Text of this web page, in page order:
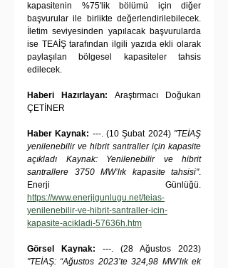
kapasitenin %75'lik bölümü için diğer
başvurular ile birlikte değerlendirilebilecek.
İletim seviyesinden yapılacak başvurularda
ise TEAİŞ tarafından ilgili yazıda ekli olarak
paylaşılan bölgesel kapasiteler tahsis
edilecek.
Haberi Hazırlayan: Araştırmacı Doğukan
ÇETİNER
Haber Kaynak: ---. (10 Şubat 2024) "TEİAŞ
yenilenebilir ve hibrit santraller için kapasite
açıkladı Kaynak: Yenilenebilir ve hibrit
santrallere 3750 MW’lık kapasite tahsisi".
https://www.enerjigunlugu.net/teias-
yenilenebilir-ve-hibrit-santraller-icin-
kapasite-acikladi-57636h.htm
Görsel Kaynak:
"TEİAŞ: “Ağustos 2023’te 324,98 MW’lık ek